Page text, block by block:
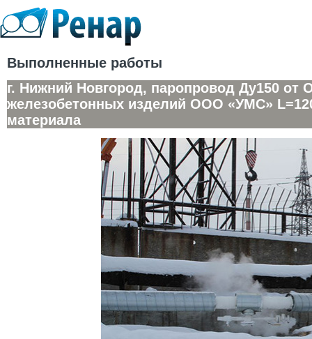
Выполненные работы
г. Нижний Новгород, паропровод Ду150
железобетонных изделий ООО «УМС»
материала